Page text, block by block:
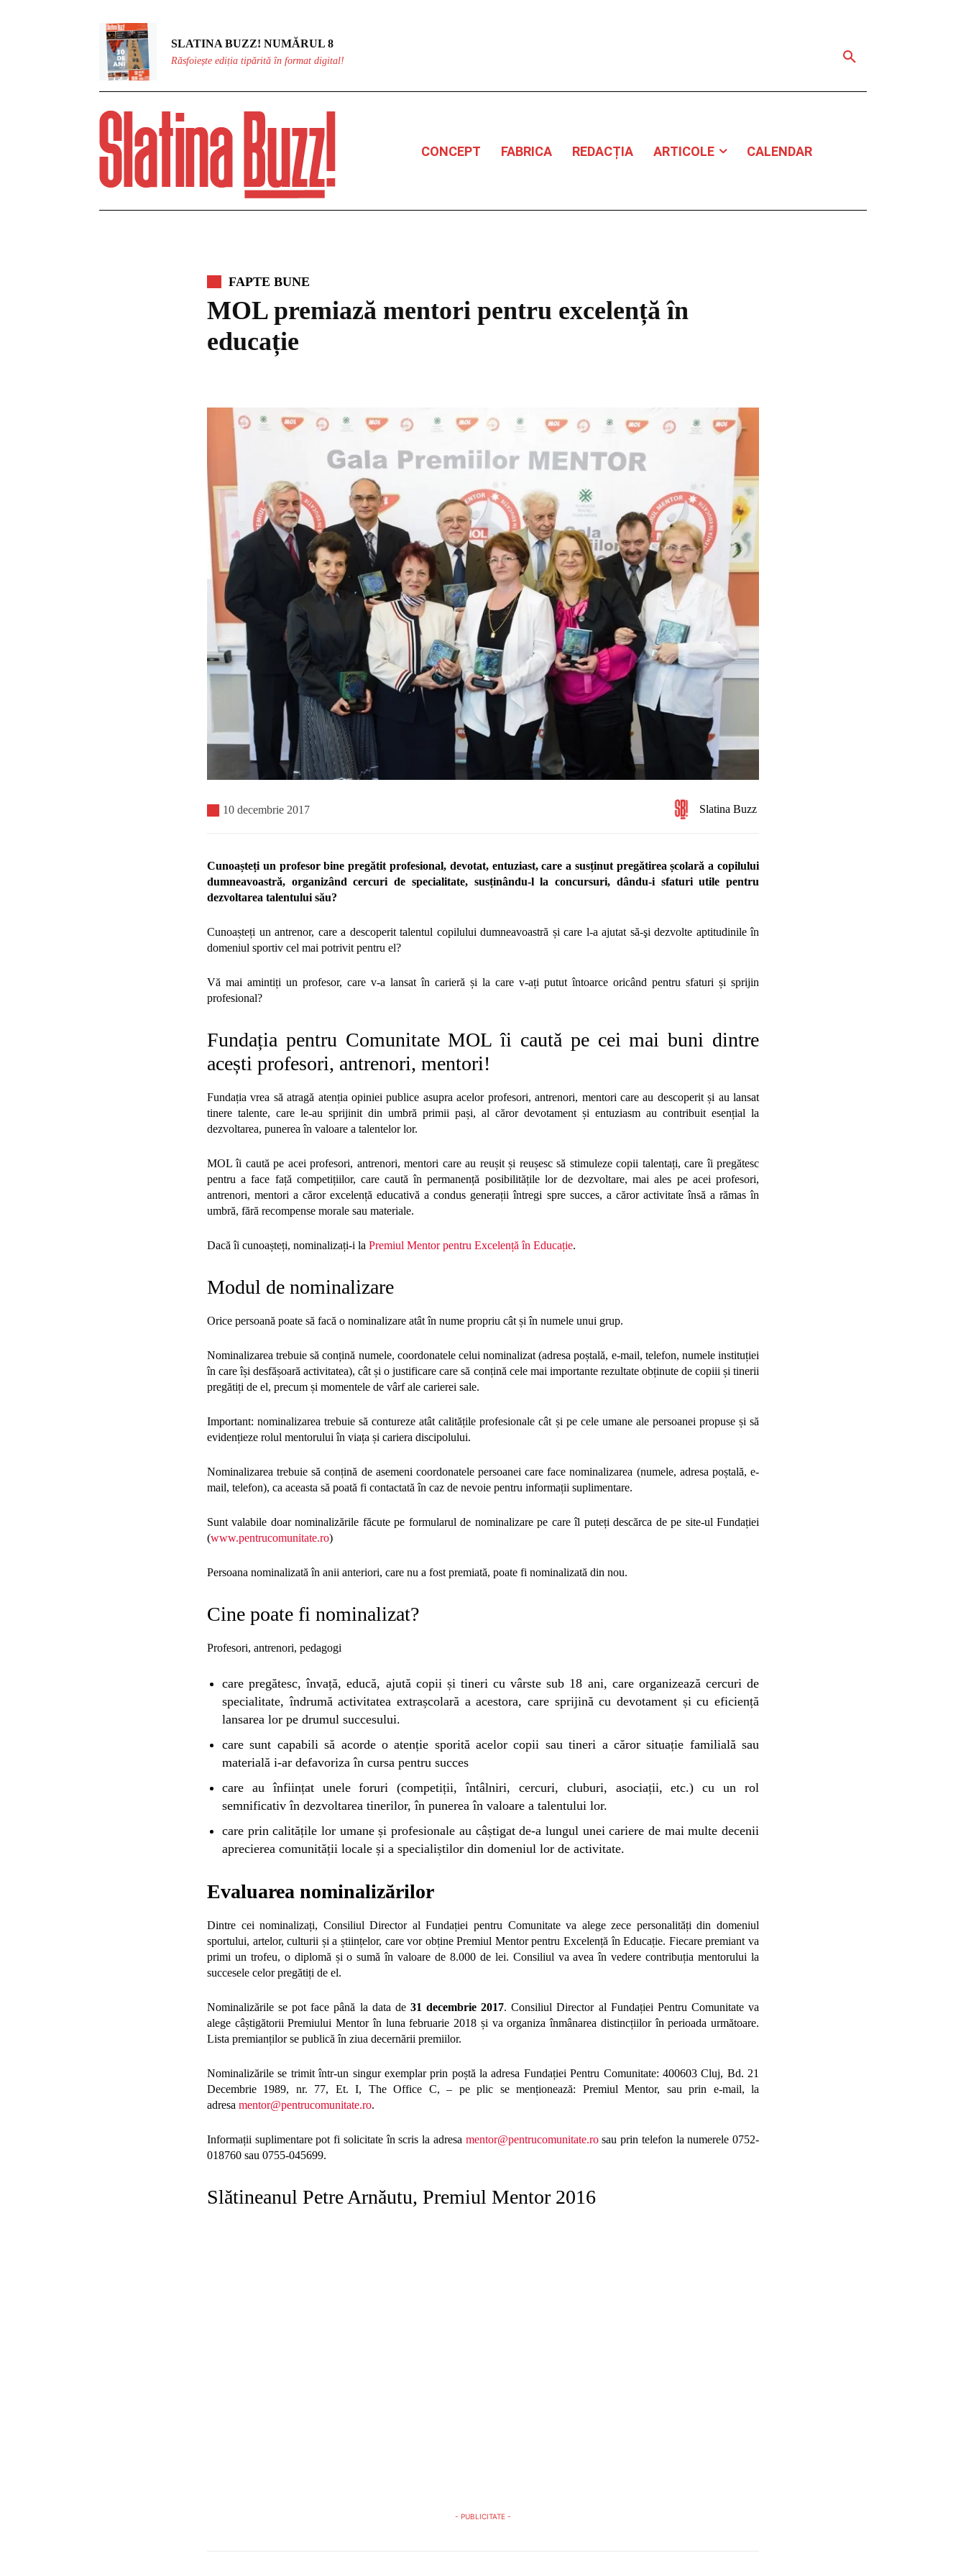
SLATINA BUZZ! NUMĂRUL 8
Răsfoiește ediția tipărită în format digital!
CONCEPT FABRICA REDACȚIA ARTICOLE CALENDAR
FAPTE BUNE
MOL premiază mentori pentru excelență în
educație
Slatina Buzz
10 decembrie 2017
Cunoașteți un profesor bine pregătit profesional, devotat, entuziast, care a susținut pregătirea școlară a copilului
dumneavoastră, organizând cercuri de specialitate, susținându-l la concursuri, dându-i sfaturi utile pentru
dezvoltarea talentului său?
Cunoașteți un antrenor, care a descoperit talentul copilului dumneavoastră și care l-a ajutat să-şi dezvolte aptitudinile în
domeniul sportiv cel mai potrivit pentru el?
Vă mai amintiți un profesor, care v-a lansat în carieră și la care v-ați putut întoarce oricând pentru sfaturi și sprijin
profesional?
Fundația pentru Comunitate MOL îi caută pe cei mai buni dintre
acești profesori, antrenori, mentori!
Fundația vrea să atragă atenția opiniei publice asupra acelor profesori, antrenori, mentori care au descoperit și au lansat
tinere talente, care le-au sprijinit din umbră primii pași, al căror devotament și entuziasm au contribuit esențial la
dezvoltarea, punerea în valoare a talentelor lor.
MOL îi caută pe acei profesori, antrenori, mentori care au reușit și reușesc să stimuleze copii talentați, care îi pregătesc
pentru a face față competițiilor, care caută în permanență posibilitățile lor de dezvoltare, mai ales pe acei profesori,
antrenori, mentori a căror excelență educativă a condus generații întregi spre succes, a căror activitate însă a rămas în
umbră, fără recompense morale sau materiale.
Dacă îi cunoașteți, nominalizați-i la Premiul Mentor pentru Excelență în Educație.
Modul de nominalizare
Orice persoană poate să facă o nominalizare atât în nume propriu cât și în numele unui grup.
Nominalizarea trebuie să conțină numele, coordonatele celui nominalizat (adresa poștală, e-mail, telefon, numele instituției
în care își desfășoară activitatea), cât și o justificare care să conțină cele mai importante rezultate obținute de copiii și tinerii
pregătiți de el, precum și momentele de vârf ale carierei sale.
Important: nominalizarea trebuie să contureze atât calitățile profesionale cât și pe cele umane ale persoanei propuse și să
evidențieze rolul mentorului în viața și cariera discipolului.
Nominalizarea trebuie să conțină de asemeni coordonatele persoanei care face nominalizarea (numele, adresa poștală, e-
mail, telefon), ca aceasta să poată fi contactată în caz de nevoie pentru informații suplimentare.
Sunt valabile doar nominalizările făcute pe formularul de nominalizare pe care îl puteți descărca de pe site-ul Fundației
(www.pentrucomunitate.ro)
Persoana nominalizată în anii anteriori, care nu a fost premiată, poate fi nominalizată din nou.
Cine poate fi nominalizat?
Profesori, antrenori, pedagogi
care pregătesc, învață, educă, ajută copii și tineri cu vârste sub 18 ani, care organizează cercuri de
specialitate, îndrumă activitatea extrașcolară a acestora, care sprijină cu devotament și cu eficiență
lansarea lor pe drumul succesului.
care sunt capabili să acorde o atenție sporită acelor copii sau tineri a căror situație familială sau
materială i-ar defavoriza în cursa pentru succes
care au înființat unele foruri (competiții, întâlniri, cercuri, cluburi, asociații, etc.) cu un rol
semnificativ în dezvoltarea tinerilor, în punerea în valoare a talentului lor.
care prin calitățile lor umane și profesionale au câștigat de-a lungul unei cariere de mai multe decenii
aprecierea comunității locale și a specialiștilor din domeniul lor de activitate.
Evaluarea nominalizărilor
Dintre cei nominalizați, Consiliul Director al Fundației pentru Comunitate va alege zece personalități din domeniul
sportului, artelor, culturii și a științelor, care vor obține Premiul Mentor pentru Excelență în Educație. Fiecare premiant va
primi un trofeu, o diplomă și o sumă în valoare de 8.000 de lei. Consiliul va avea în vedere contribuția mentorului la
succesele celor pregătiți de el.
Nominalizările se pot face până la data de 31 decembrie 2017. Consiliul Director al Fundației Pentru Comunitate va
alege câștigătorii Premiului Mentor în luna februarie 2018 și va organiza înmânarea distincțiilor în perioada următoare.
Lista premianților se publică în ziua decernării premiilor.
Nominalizările se trimit într-un singur exemplar prin poștă la adresa Fundației Pentru Comunitate: 400603 Cluj, Bd. 21
Decembrie 1989, nr. 77, Et. I, The Office C, – pe plic se menționează: Premiul Mentor, sau prin e-mail, la
adresa mentor@pentrucomunitate.ro.
Informații suplimentare pot fi solicitate în scris la adresa mentor@pentrucomunitate.rosau prin telefon la numerele 0752-
018760 sau 0755-045699.
Slătineanul Petre Arnăutu, Premiul Mentor 2016
- PUBLICITATE -